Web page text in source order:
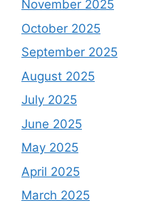
November 2025
October 2025
September 2025
August 2025
July 2025
June 2025
May 2025
April 2025
March 2025